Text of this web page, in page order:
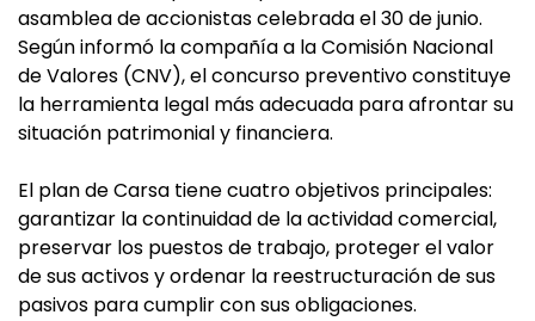
asamblea de accionistas celebrada el 30 de junio.
Según informó la compañía a la Comisión Nacional
de Valores (CNV), el concurso preventivo constituye
la herramienta legal más adecuada para afrontar su
situación patrimonial y financiera.
El plan de Carsa tiene cuatro objetivos principales:
garantizar la continuidad de la actividad comercial,
preservar los puestos de trabajo, proteger el valor
de sus activos y ordenar la reestructuración de sus
pasivos para cumplir con sus obligaciones.